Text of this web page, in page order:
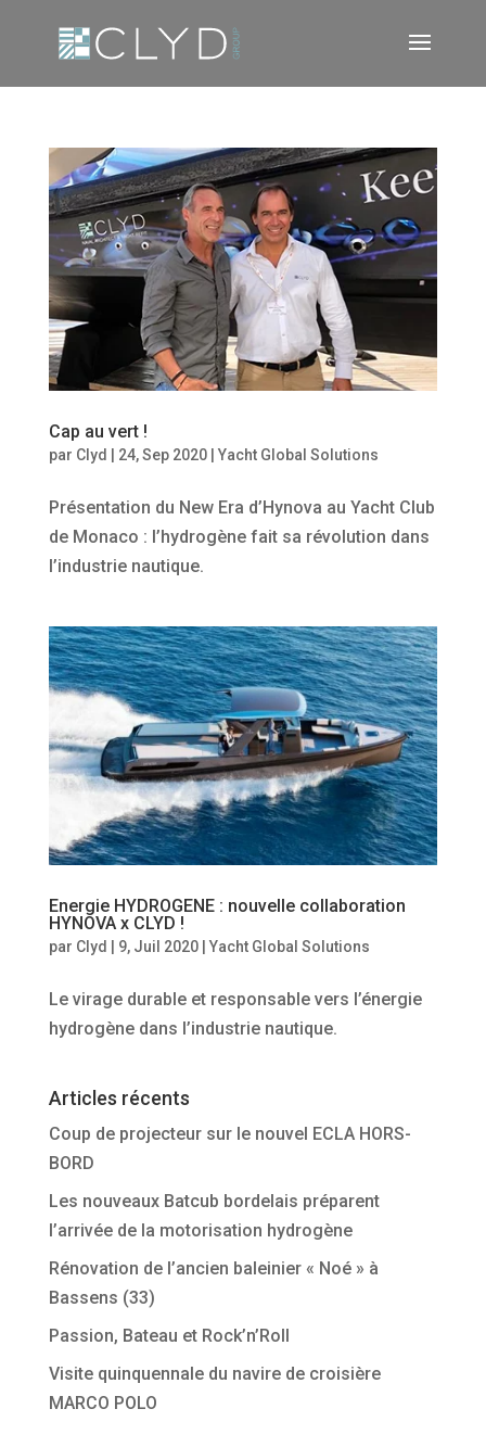
Cap au vert !
par Clyd 24, Sep 2020| Yacht Global Solutions
Présentation du New Era d’Hynova au Yacht Club
de Monaco : l’hydrogène fait sa révolution dans
l’industrie nautique.
Energie HYDROGENE : nouvelle collaboration
HYNOVA x CLYD !
par Clyd 9, Juil 2020| Yacht Global Solutions
Le virage durable et responsable vers l’énergie
hydrogène dans l’industrie nautique.
Articles récents
Coup de projecteur sur le nouvel ECLA HORS-
BORD
Les nouveaux Batcub bordelais préparent
l’arrivée de la motorisation hydrogène
Rénovation de l’ancien baleinier « Noé » à
Bassens (33)
Passion, Bateau et Rock’n’Roll
Visite quinquennale du navire de croisière
MARCO POLO